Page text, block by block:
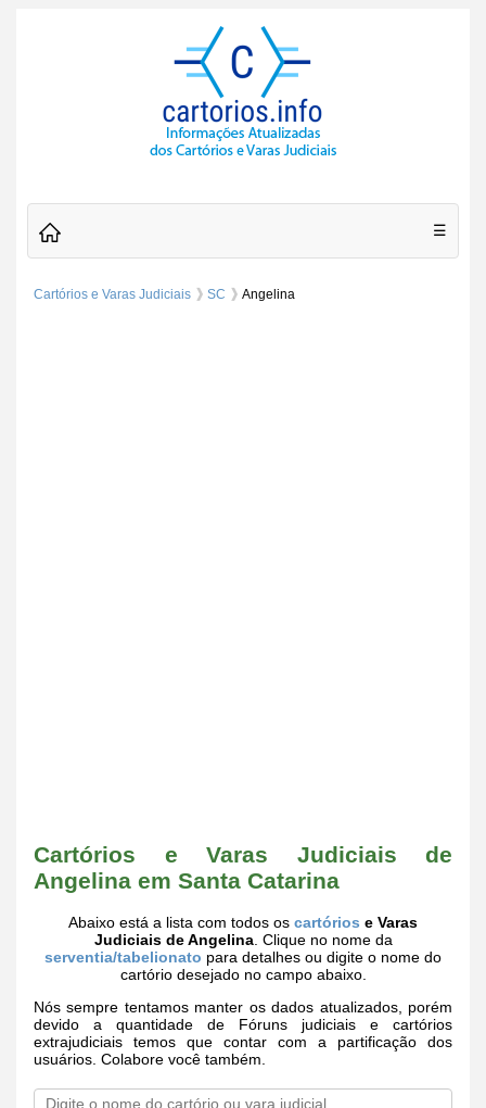
☰
Cartórios e Varas Judiciais SC Angelina
Cartórios e Varas Judiciais de
Angelina em Santa Catarina
Abaixo está a lista com todos os cartórios e Varas
Judiciais de Angelina. Clique no nome da
serventia/tabelionato para detalhes ou digite o nome do
cartório desejado no campo abaixo.
Nós sempre tentamos manter os dados atualizados, porém
devido a quantidade de Fóruns judiciais e cartórios
extrajudiciais temos que contar com a partificação dos
usuários. Colabore você também.